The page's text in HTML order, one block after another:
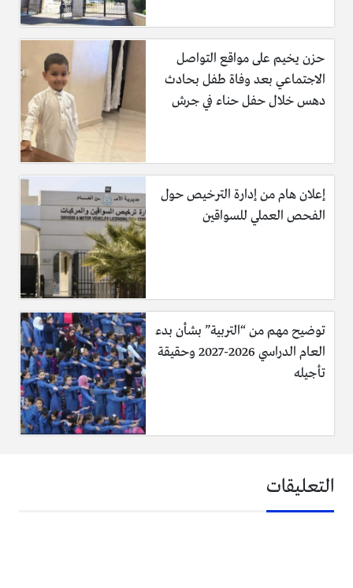
حزن يخيم على مواقع التواصل
الاجتماعي بعد وفاة طفل بحادث
دهس خلال حفل حناء في جرش
إعلان هام من إدارة الترخيص حول
الفحص العملي للسواقين
توضيح مهم من “التربية” بشأن بدء
العام الدراسي 2026-2027 وحقيقة
تأجيله
التعليقات